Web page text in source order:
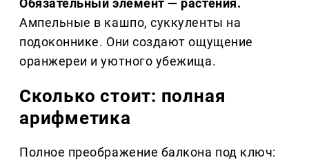
Ампельные в кашпо, суккуленты на
подоконнике. Они создают ощущение
оранжереи и уютного убежища.
Сколько стоит: полная
арифметика
Полное преображение балкона под ключ: